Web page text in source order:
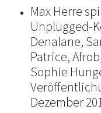
Max Herre
Unplugged-
Denalane,
Patrice,
Sophie
Dezember